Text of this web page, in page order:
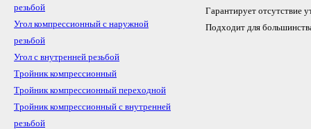
резьбой
Угол компрессионный с наружной
резьбой
Угол с внутренней резьбой
Тройник компрессионный
Тройник компрессионный переходной
Тройник компрессионный с внутренней
резьбой
Гарантирует отсутствие
Подходит для